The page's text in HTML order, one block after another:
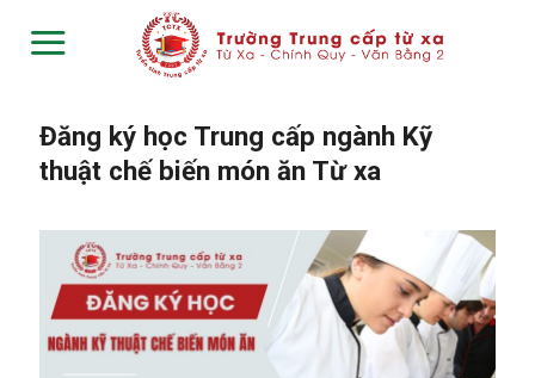
Đăng ký học Trung cấp ngành Kỹ
thuật chế biến món ăn Từ xa